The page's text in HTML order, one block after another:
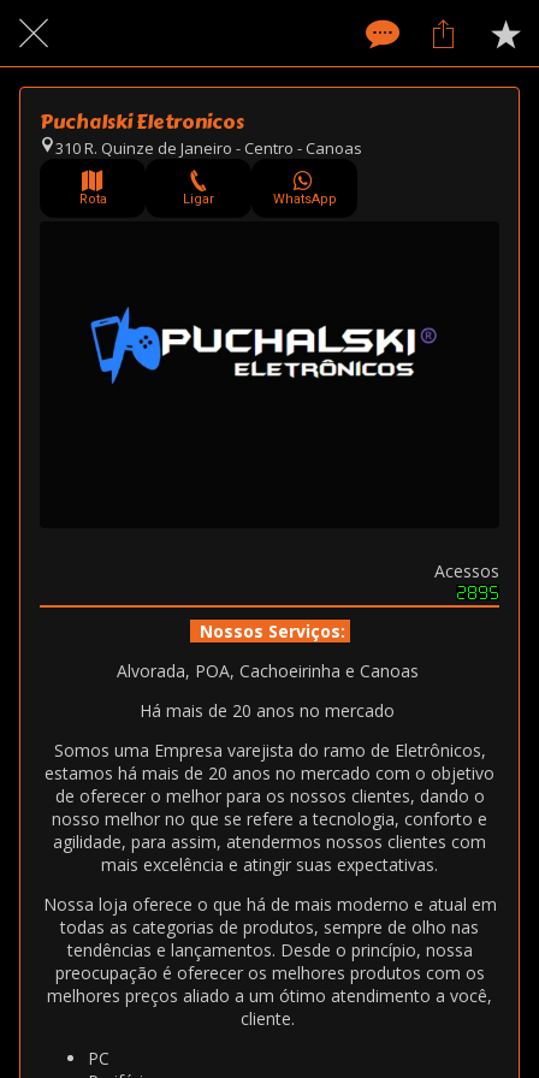
Puchalski Eletronicos
310 R. Quinze de Janeiro - Centro - Canoas
Rota Ligar WhatsApp
Acessos
Nossos Serviços:
Alvorada, POA, Cachoeirinha e Canoas
Há mais de 20 anos no mercado
Somos uma Empresa varejista do ramo de Eletrônicos,
estamos há mais de 20 anos no mercado com o objetivo
de oferecer o melhor para os nossos clientes, dando o
nosso melhor no que se refere a tecnologia, conforto e
agilidade, para assim, atendermos nossos clientes com
mais excelência e atingir suas expectativas.
Nossa loja oferece o que há de mais moderno e atual em
todas as categorias de produtos, sempre de olho nas
tendências e lançamentos. Desde o princípio, nossa
preocupação é oferecer os melhores produtos com os
melhores preços aliado a um ótimo atendimento a você,
cliente.
PC